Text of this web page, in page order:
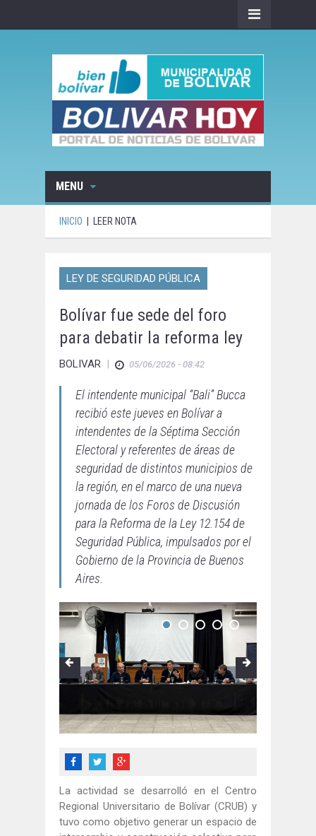
MENU
INICIO LEER NOTA
LEY DE SEGURIDAD PÚBLICA
Bolívar fue sede del foro
para debatir la reforma ley
BOLIVAR | 05/06/2026 - 08:42
El intendente municipal “Bali” Bucca
recibió este jueves en Bolívar a
intendentes de la Séptima Sección
Electoral y referentes de áreas de
seguridad de distintos municipios de
la región, en el marco de una nueva
jornada de los Foros de Discusión
para la Reforma de la Ley 12.154 de
Seguridad Pública, impulsados por el
Gobierno de la Provincia de Buenos
Aires.
La actividad se desarrolló en el Centro
Regional Universitario de Bolívar (CRUB) y
tuvo como objetivo generar un espacio de